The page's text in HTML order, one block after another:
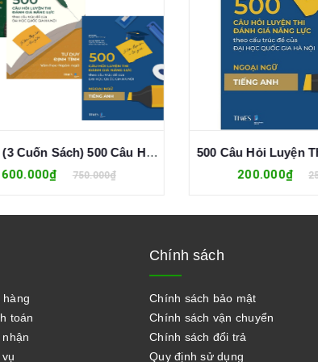
Combo (3 Cuốn Sách) 500 Câu Hỏi Luyện Thi Đánh Giá Năng Lực - Theo Cấu Trúc Đề Của Đại Học Quốc Gia Hà Nội (Nhiều Tác Giả)
750.000₫ 200.000₫ 250.000₫
hàng
toán
Chính sách
Chính sách bảo mật
Chính sách vận chuyển
Chính sách đổi trả
Quy định sử dụng